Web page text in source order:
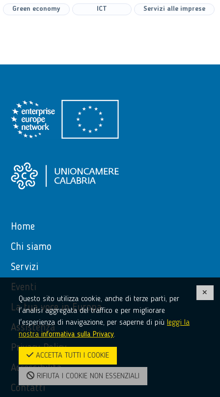
Green economy ICT Servizi alle imprese
Home
Chi siamo
Servizi
Eventi
La tua voce in Europa
Assistenza
Privacy Policy
Accessibilità
Contatti
Questo sito utilizza cookie, anche di terze parti, per
l'analisi aggregata del traffico e per migliorare
l'esperienza di navigazione, per saperne di più leggi la
nostra informativa sulla Privacy.
ACCETTA TUTTI I COOKIE
RIFIUTA I COOKIE NON ESSENZIALI